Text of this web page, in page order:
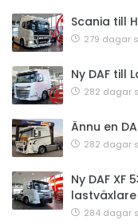
Scania till
279 dagar
Ny DAF till
282 dagar
Ännu en
282 dagar
Ny DAF XF
284 dagar